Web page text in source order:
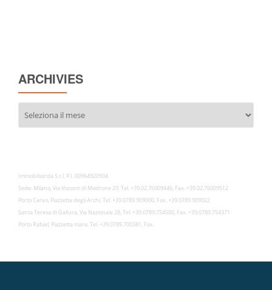
ARCHIVIES
Immobilsarda S.r.l. P.I. 00964920904
Sede: Milano, Via Visconti di Modrone 29, Tel. +39.02.76009446, Fax. +39.02.76009512
Porto Cervo, Piazzetta degli Archi, Tel. +39.0789.909000, Fax. +39.0789.909022
Santa Teresa di Gallura, Via Nazionale 28, Tel. +39.0789.754500, Fax. +39.0789.754371
Porto Rafael, Piazzetta mare, Tel. +39.0789.700381, Fax.